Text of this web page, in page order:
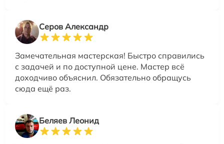
Серов Александр
Замечательная мастерская! Быстро справились
с задачей и по доступной цене. Мастер всё
доходчиво объяснил. Обязательно обращусь
сюда ещё раз.
Беляев Леонид